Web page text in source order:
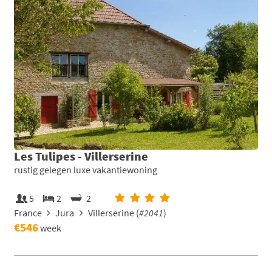
Les Tulipes - Villerserine
rustig gelegen luxe vakantiewoning
5 2
2
France
Jura Villerserine (#2041)
€546week